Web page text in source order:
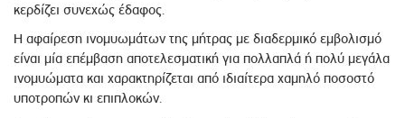
κερδίζει συνεχώς έδαφος.
Η αφαίρεση ινομυωμάτων της μήτρας με διαδερμικό εμβολισμό
είναι μία επέμβαση αποτελεσματική για πολλαπλά ή πολύ μεγάλα
ινομυώματα και χαρακτηρίζεται από ιδιαίτερα χαμηλό ποσοστό
υποτροπών κι επιπλοκών.